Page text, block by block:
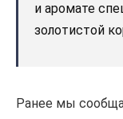
и аромате
золотистой
Ранее мы